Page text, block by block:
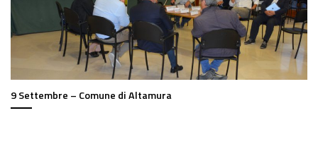
9 Settembre – Comune di Altamura